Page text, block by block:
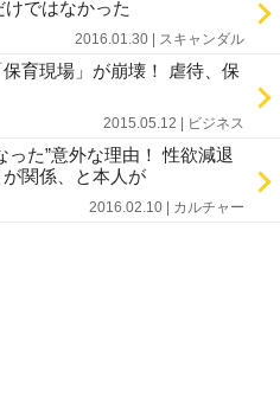
ではなかった
2016.01.30 | スキャンダル
育現場」が崩壊！ 虐待、保
2015.05.12 | ビジネス
った”意外な理由！ 性欲減退
関係、と本人が
2016.02.10 | カルチャー